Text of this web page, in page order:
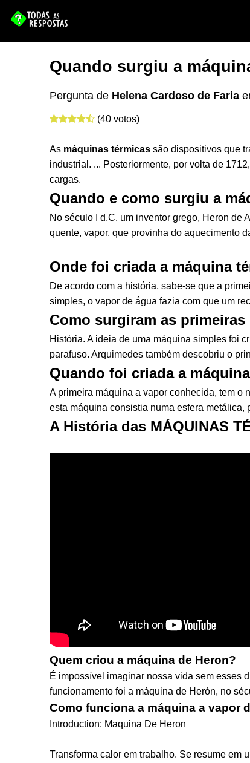
Quando surgiu a
Pergunta de Helena Cardoso de Faria
(40 votos)
As máquinas térmicas são dispositivos que
industrial. ... Posteriormente, por volta de
cargas.
Quando e como surgiu a
No século I d.C. um inventor grego, Heron de
quente, vapor, que provinha do aquecimento
Onde foi criada a máquina
De acordo com a história, sabe-se que a
simples, o vapor de água fazia com que um
Como surgiram as primeiras
História. A ideia de uma máquina simples foi
parafuso. Arquimedes também descobriu o
Quando foi criada a
A primeira máquina a vapor conhecida, tem o
esta máquina consistia numa esfera
A História das MÁQUINAS
Quem criou a máquina de Heron?
É impossível imaginar nossa vida sem esses
funcionamento foi a máquina de Herón, no
Como funciona a máquina a vapor
Introduction: Maquina De Heron
Transforma calor em trabalho. Se resume em